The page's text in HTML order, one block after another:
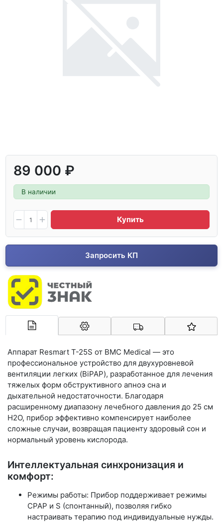
89 000 ₽
В наличии
Купить
Запросить КП
Арконт-Мед
Аппарат Resmart T-25S от BMC Medical — это
профессиональное устройство для двухуровневой
вентиляции легких (BiPAP), разработанное для лечения
тяжелых форм обструктивного апноэ сна и
дыхательной недостаточности. Благодаря
расширенному диапазону лечебного давления до 25 см
H2O, прибор эффективно компенсирует наиболее
сложные случаи, возвращая пациенту здоровый сон и
нормальный уровень кислорода.
Интеллектуальная синхронизация и
комфорт:
Режимы работы: Прибор поддерживает режимы
CPAP и S (спонтанный), позволяя гибко
настраивать терапию под индивидуальные нужды.